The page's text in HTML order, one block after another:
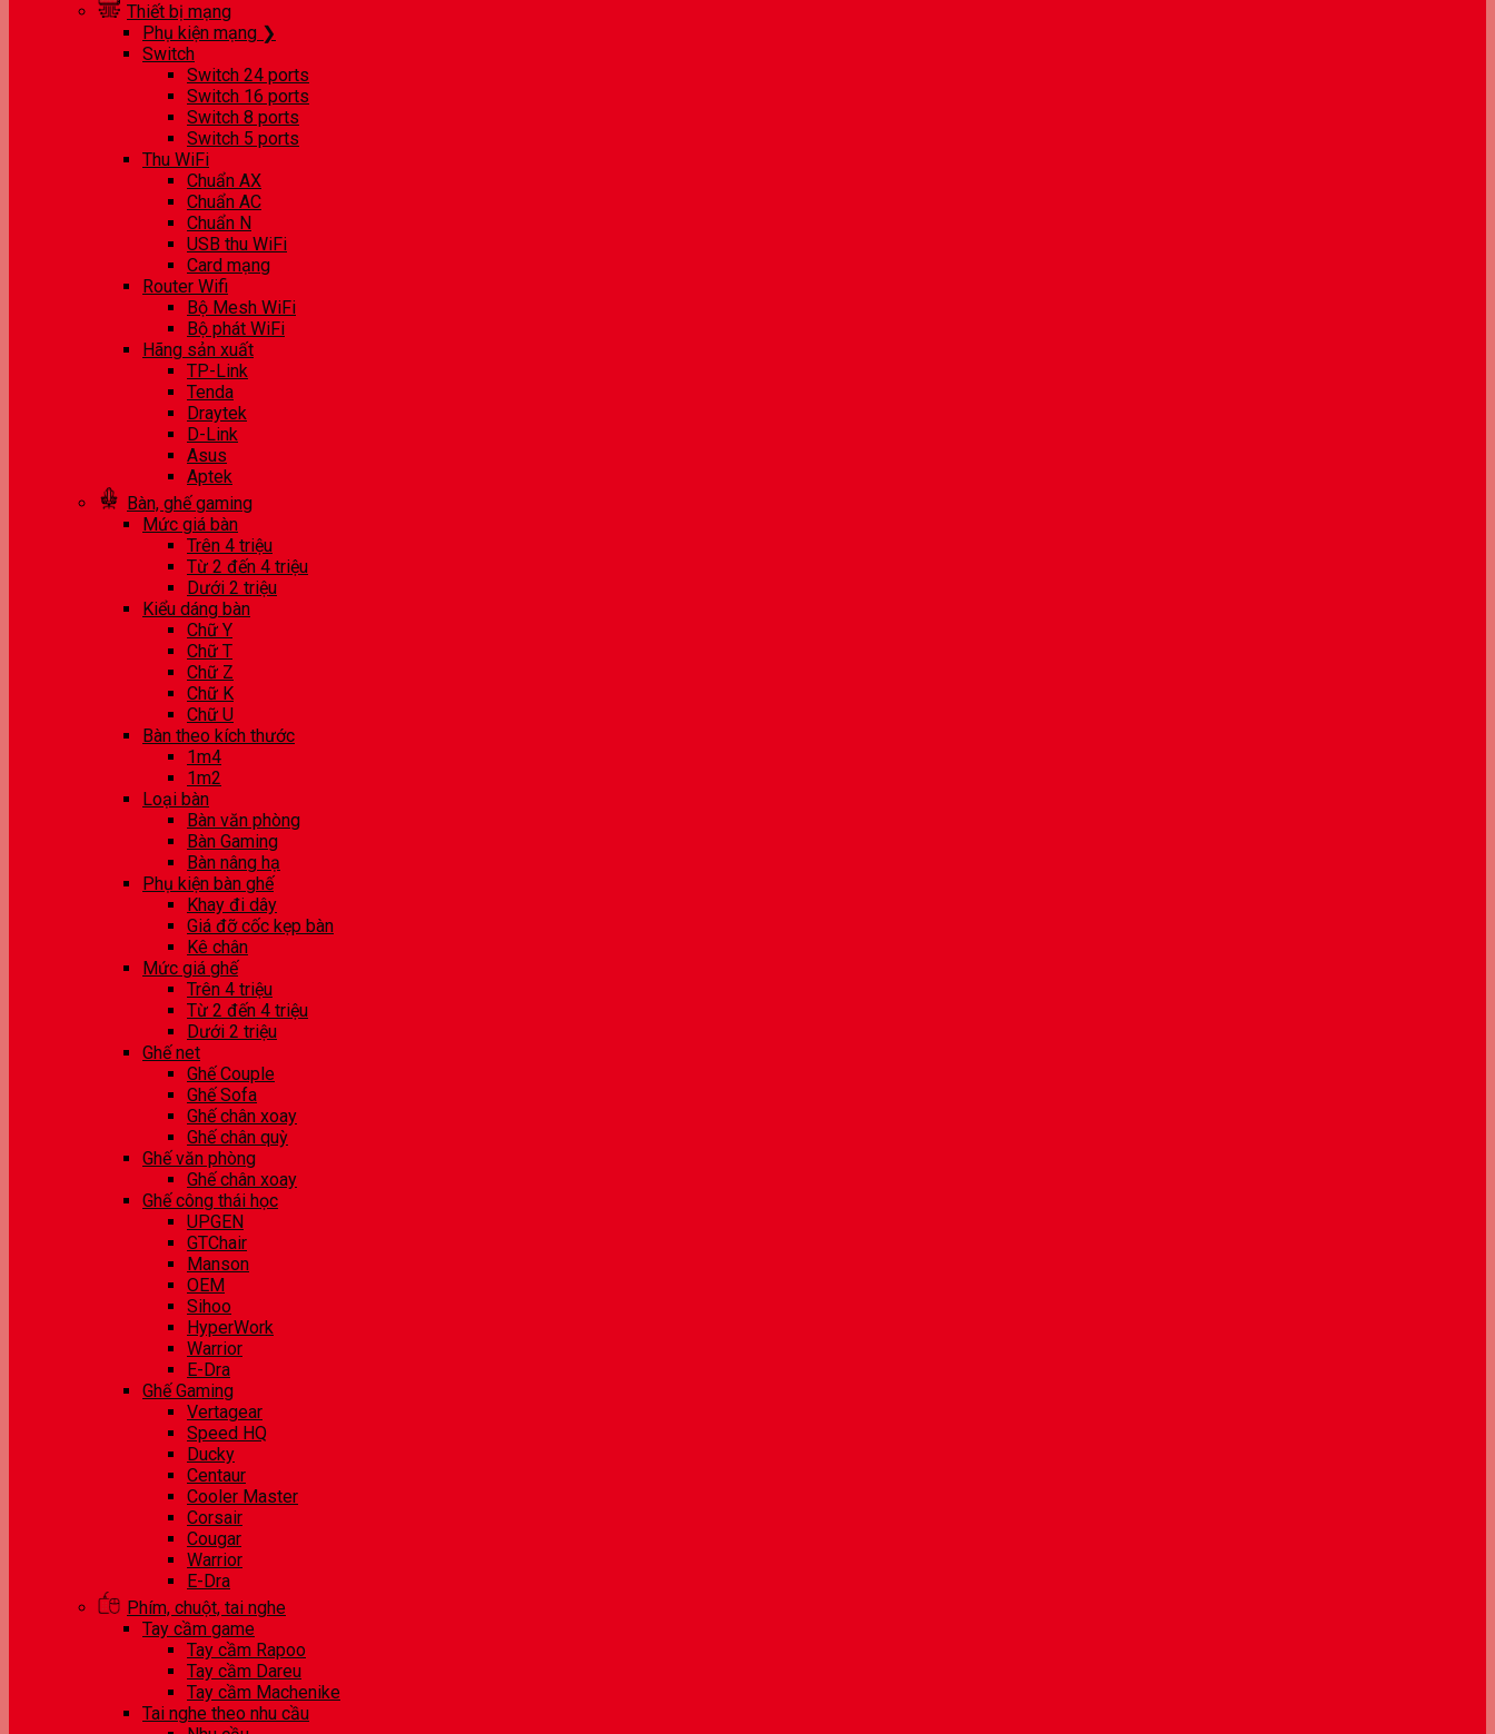
Thiết bị mạng
Phụ kiện mạng ❯
Switch
Switch 24 ports
Switch 16 ports
Switch 8 ports
Switch 5 ports
Thu WiFi
Chuẩn AX
Chuẩn AC
Chuẩn N
USB thu WiFi
Card mạng
Router Wifi
Bộ Mesh WiFi
Bộ phát WiFi
Hãng sản xuất
TP-Link
Tenda
Draytek
D-Link
Asus
Aptek
Bàn, ghế gaming
Mức giá bàn
Trên 4 triệu
Từ 2 đến 4 triệu
Dưới 2 triệu
Kiểu dáng bàn
Chữ Y
Chữ T
Chữ Z
Chữ K
Chữ U
Bàn theo kích thước
1m4
1m2
Loại bàn
Bàn văn phòng
Bàn Gaming
Bàn nâng hạ
Phụ kiện bàn ghế
Khay đi dây
Giá đỡ cốc kẹp bàn
Kê chân
Mức giá ghế
Trên 4 triệu
Từ 2 đến 4 triệu
Dưới 2 triệu
Ghế net
Ghế Couple
Ghế Sofa
Ghế chân xoay
Ghế chân quỳ
Ghế văn phòng
Ghế chân xoay
Ghế công thái học
UPGEN
GTChair
Manson
OEM
Sihoo
HyperWork
Warrior
E-Dra
Ghế Gaming
Vertagear
Speed HQ
Ducky
Centaur
Cooler Master
Corsair
Cougar
Warrior
E-Dra
Phím, chuột, tai nghe
Tay cầm game
Tay cầm Rapoo
Tay cầm Dareu
Tay cầm Machenike
Tai nghe theo nhu cầu